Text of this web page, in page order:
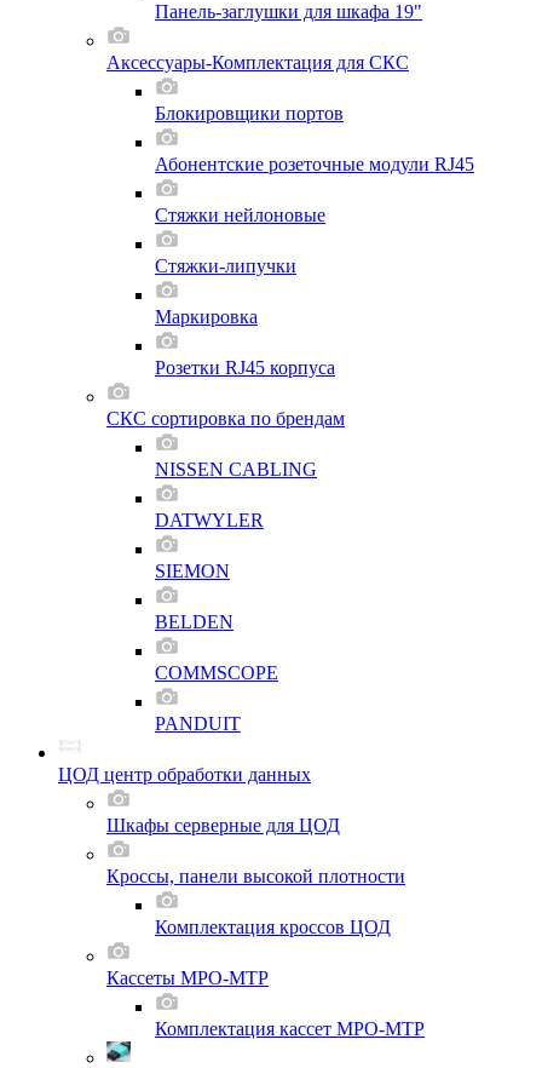
Панель-заглушки для шкафа 19"
Аксессуары-Комплектация для СКС
Блокировщики портов
Абонентские розеточные модули RJ45
Стяжки нейлоновые
Стяжки-липучки
Маркировка
Розетки RJ45 корпуса
СКС сортировка по брендам
NISSEN CABLING
DATWYLER
SIEMON
BELDEN
COMMSCOPE
PANDUIT
ЦОД центр обработки данных
Шкафы серверные для ЦОД
Кроссы, панели высокой плотности
Комплектация кроссов ЦОД
Кассеты MPO-MTP
Комплектация кассет MPO-MTP